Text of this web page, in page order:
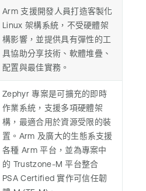
Arm 支援開發人員打造客製化
Linux 架構系統，不受硬體架
構影響，並提供具有彈性的工
具協助分享技術、軟體堆疊、
配置與最佳實務。
Zephyr 專案是可擴充的即時
作業系統，支援多項硬體架
構，最適合用於資源受限的裝
置。Arm 及廣大的生態系支援
各種 Arm 平台，並為專案中
的 Trustzone-M 平台整合
PSA Certified 實作可信任韌